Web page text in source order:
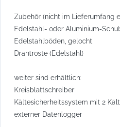
Zubehör (nicht im Lieferumfang
Edelstahl- oder Aluminium-
Edelstahlböden, gelocht
Drahtroste (Edelstahl)
weiter sind erhältlich:
Kreisblattschreiber
Kältesicherheitssystem mit 2
externer Datenlogger